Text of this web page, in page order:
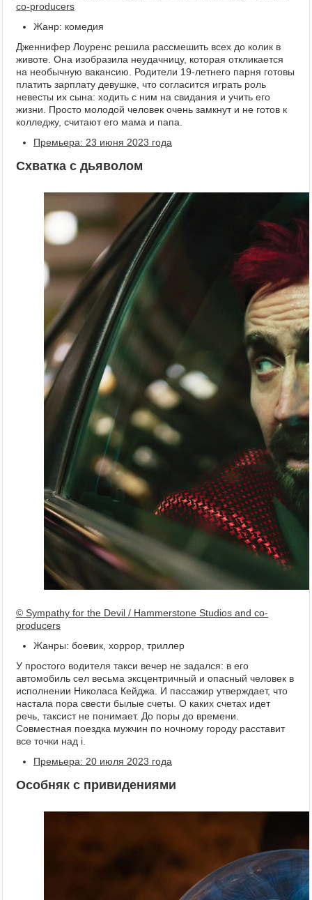
co-producers
Жанр: комедия
Дженнифер Лоуренс решила рассмешить всех до колик в
животе. Она изобразила неудачницу, которая откликается
на необычную вакансию. Родители 19-летнего парня готовы
платить зарплату девушке, что согласится играть роль
невесты их сына: ходить с ним на свидания и учить его
жизни. Просто молодой человек очень замкнут и не готов к
колледжу, считают его мама и папа.
Премьера: 23 июня 2023 года
Схватка с дьяволом
© Sympathy for the Devil / Hammerstone Studios and co-
producers
Жанры: боевик, хоррор, триллер
У простого водителя такси вечер не задался: в его
автомобиль сел весьма эксцентричный и опасный человек в
исполнении Николаса Кейджа. И пассажир утверждает, что
настала пора свести былые счеты. О каких счетах идет
речь, таксист не понимает. До поры до времени.
Совместная поездка мужчин по ночному городу расставит
все точки над i.
Премьера: 20 июля 2023 года
Особняк с привидениями